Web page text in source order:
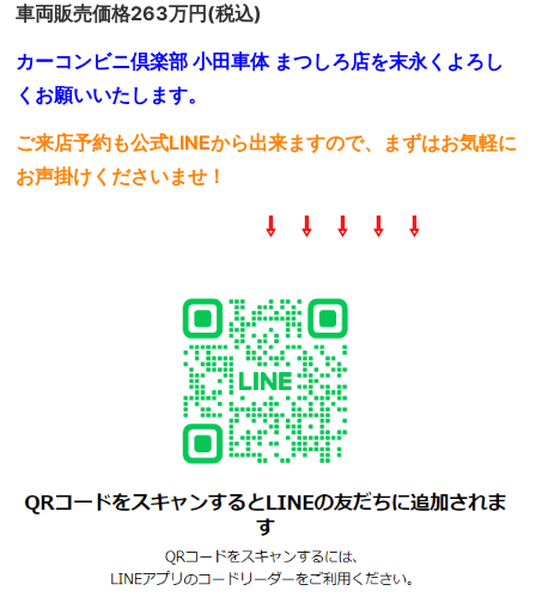
車両販売価格263万円(税込)
カーコンビニ倶楽部 小田車体 まつしろ店を末永くよろし
くお願いいたします。
ご来店予約も公式LINEから出来ますので、まずはお気軽に
お声掛けくださいませ！
⇩ ⇩ ⇩ ⇩ ⇩